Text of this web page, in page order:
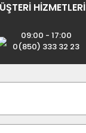
HİZMETLERİ
09:00 - 17:00
0(850) 333 32 23